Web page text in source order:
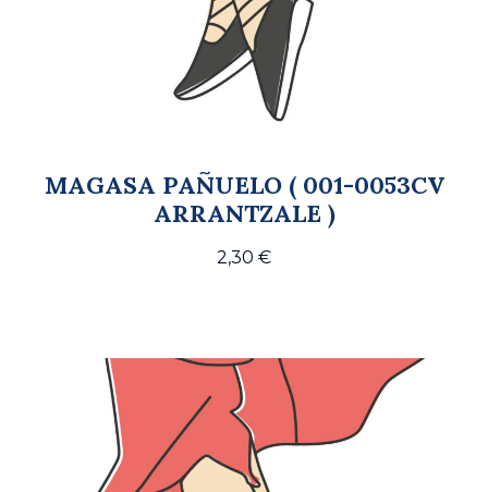
MAGASA PAÑUELO ( 001-0053CV
ARRANTZALE )
2,30 €